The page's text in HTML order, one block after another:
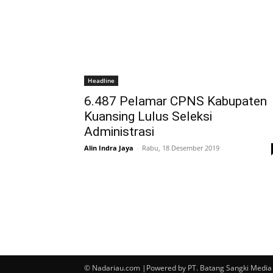
Headline
6.487 Pelamar CPNS Kabupaten
Kuansing Lulus Seleksi
Administrasi
Alin Indra Jaya - Rabu, 18 Desember 2019
© Nadariau.com |Powered by PT. Batang Sangki Media